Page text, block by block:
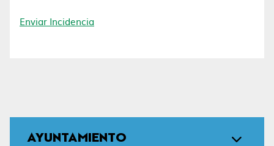
AYUNTAMIENTO
Enviar Incidencia